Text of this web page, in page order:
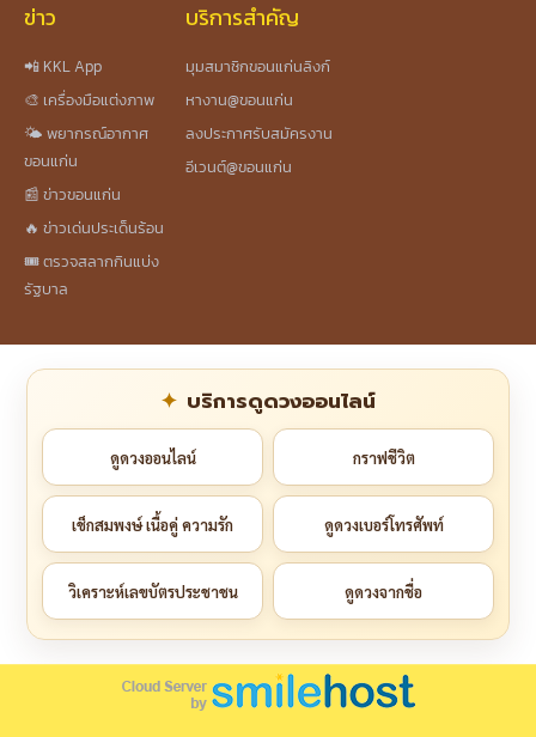
ข่าว
📲 KKL App
🎨 เครื่องมือแต่งภาพ
🌤️ พยากรณ์อากาศ
ขอนแก่น
📰 ข่าวขอนแก่น
🔥 ข่าวเด่นประเด็นร้อน
🎟️ ตรวจสลากกินแบ่ง
รัฐบาล
บริการสำคัญ
มุมสมาชิกขอนแก่นลิงก์
หางาน@ขอนแก่น
ลงประกาศรับสมัครงาน
อีเวนต์@ขอนแก่น
บริการดูดวงออนไลน์
ดูดวงออนไลน์ กราฟชีวิต
เช็กสมพงษ์ เนื้อคู่ ความรัก ดูดวงเบอร์โทรศัพท์
วิเคราะห์เลขบัตรประชาชน ดูดวงจากชื่อ